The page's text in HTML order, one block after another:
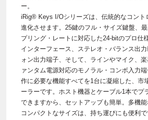
ー。
iRig® Keys I/Oシリーズは、伝統的なコント
進化させます。25鍵のフル・サイズ鍵盤、
プリング・レートに対応した24-bitのプロ仕
インターフェース、ステレオ・バランス出
ォン出力端子、そして、ラインやマイク、
ァンタム電源対応のモノラル・コンボ入力
作に必要な機能すべてを1台に凝縮した、市
ーラーです。ホスト機器とケーブル1本でプ
できますから、セットアップも簡単。多機
コンパクトなサイズは、持ち運びにも便利で